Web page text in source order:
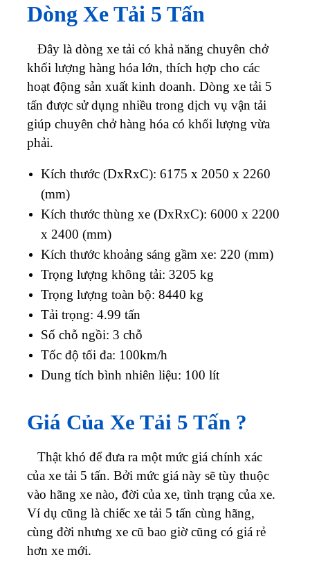
Dòng Xe Tải 5 Tấn
Đây là dòng xe tải có khả năng chuyên chở
khối lượng hàng hóa lớn, thích hợp cho các
hoạt động sản xuất kinh doanh. Dòng xe tải 5
tấn được sử dụng nhiều trong dịch vụ vận tải
giúp chuyên chở hàng hóa có khối lượng vừa
phải.
Kích thước (DxRxC): 6175 x 2050 x 2260
(mm)
Kích thước thùng xe (DxRxC): 6000 x 2200
x 2400 (mm)
Kích thước khoảng sáng gầm xe: 220 (mm)
Trọng lượng không tải: 3205 kg
Trọng lượng toàn bộ: 8440 kg
Tải trọng: 4.99 tấn
Số chỗ ngồi: 3 chỗ
Tốc độ tối đa: 100km/h
Dung tích bình nhiên liệu: 100 lít
Giá Của Xe Tải 5 Tấn ?
Thật khó để đưa ra một mức giá chính xác
của xe tải 5 tấn. Bởi mức giá này sẽ tùy thuộc
vào hãng xe nào, đời của xe, tình trạng của xe.
Ví dụ cũng là chiếc xe tải 5 tấn cùng hãng,
cùng đời nhưng xe cũ bao giờ cũng có giá rẻ
hơn xe mới.